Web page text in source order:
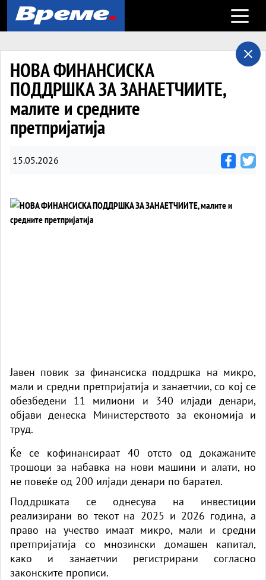
Open
НОВА ФИНАНСИСКА
ПОДДРШКА ЗА ЗАНАЕТЧИИТЕ,
малите и средните
претпријатија
15.05.2026
Јавен повик за финансиска поддршка на микро,
мали и средни претпријатија и занаетчии, со кој се
обезбедени 11 милиони и 340 илјади денари,
објави денеска Министерството за економија и
труд.
Ќе се кофинансираат 40 отсто од докажаните
трошоци за набавка на нови машини и алати, но
не повеќе од 200 илјади денари по барател.
Поддршката се однесува на инвестиции
реализирани во текот на 2025 и 2026 година, а
право на учество имаат микро, мали и средни
претпријатија со мнозински домашен капитал,
како и занаетчии регистрирани согласно
законските прописи.